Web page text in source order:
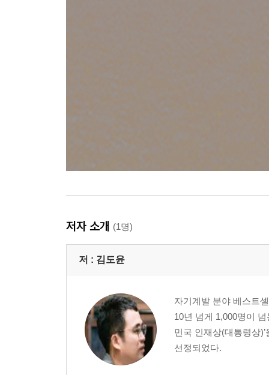
저자 소개 (1명)
저 : 김도윤
자기계발 분야 베스트
10년 넘게 1,000명이
민국 인재상(대통령상
선정되었다.